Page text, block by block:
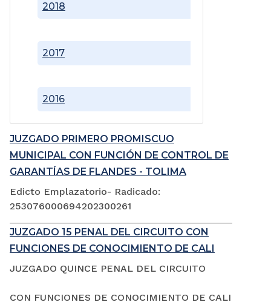
2016
2017
2018
JUZGADO PRIMERO PROMISCUO
MUNICIPAL CON FUNCIÓN DE CONTROL DE
GARANTÍAS DE FLANDES - TOLIMA
Edicto Emplazatorio- Radicado:
253076000694202300261
JUZGADO 15 PENAL DEL CIRCUITO CON
FUNCIONES DE CONOCIMIENTO DE CALI
JUZGADO QUINCE PENAL DEL CIRCUITO
CON FUNCIONES DE CONOCIMIENTO DE CALI